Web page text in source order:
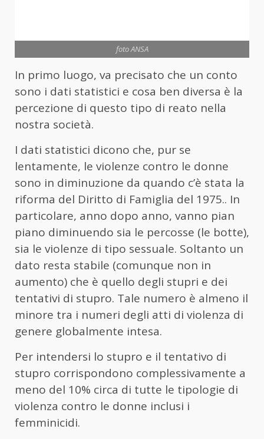
foto ANSA
In primo luogo, va precisato che un conto
sono i dati statistici e cosa ben diversa è la
percezione di questo tipo di reato nella
nostra società.
I dati statistici dicono che, pur se
lentamente, le violenze contro le donne
sono in diminuzione da quando c’è stata la
riforma del Diritto di Famiglia del 1975.. In
particolare, anno dopo anno, vanno pian
piano diminuendo sia le percosse (le botte),
sia le violenze di tipo sessuale. Soltanto un
dato resta stabile (comunque non in
aumento) che è quello degli stupri e dei
tentativi di stupro. Tale numero è almeno il
minore tra i numeri degli atti di violenza di
genere globalmente intesa.
Per intendersi lo stupro e il tentativo di
stupro corrispondono complessivamente a
meno del 10% circa di tutte le tipologie di
violenza contro le donne inclusi i
femminicidi.